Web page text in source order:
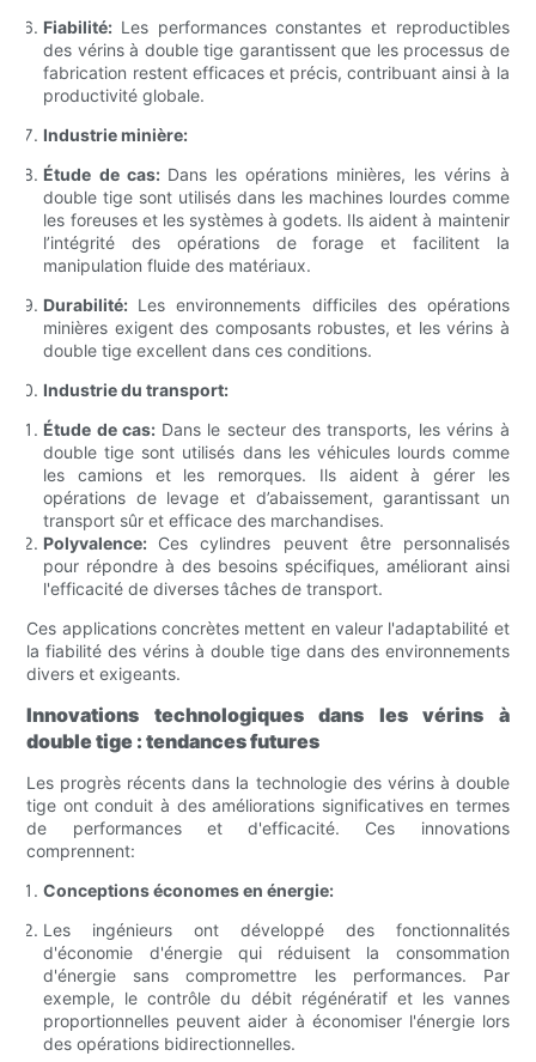
Fiabilité: Les performances constantes et reproductibles
des vérins à double tige garantissent que les processus de
fabrication restent efficaces et précis, contribuant ainsi à la
productivité globale.
Industrie minière:
Étude de cas: Dans les opérations minières, les vérins à
double tige sont utilisés dans les machines lourdes comme
les foreuses et les systèmes à godets. Ils aident à maintenir
l’intégrité des opérations de forage et facilitent la
manipulation fluide des matériaux.
Durabilité: Les environnements difficiles des opérations
minières exigent des composants robustes, et les vérins à
double tige excellent dans ces conditions.
Industrie du transport:
Étude de cas: Dans le secteur des transports, les vérins à
double tige sont utilisés dans les véhicules lourds comme
les camions et les remorques. Ils aident à gérer les
opérations de levage et d’abaissement, garantissant un
transport sûr et efficace des marchandises.
Polyvalence: Ces cylindres peuvent être personnalisés
pour répondre à des besoins spécifiques, améliorant ainsi
l'efficacité de diverses tâches de transport.
Ces applications concrètes mettent en valeur l'adaptabilité et
la fiabilité des vérins à double tige dans des environnements
divers et exigeants.
Innovations technologiques dans les vérins à
double tige : tendances futures
Les progrès récents dans la technologie des vérins à double
tige ont conduit à des améliorations significatives en termes
de performances et d'efficacité. Ces innovations
comprennent:
Conceptions économes en énergie:
Les ingénieurs ont développé des fonctionnalités
d'économie d'énergie qui réduisent la consommation
d'énergie sans compromettre les performances. Par
exemple, le contrôle du débit régénératif et les vannes
proportionnelles peuvent aider à économiser l'énergie lors
des opérations bidirectionnelles.